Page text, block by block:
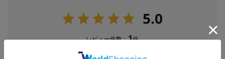
5.0
レビュー件数：1件